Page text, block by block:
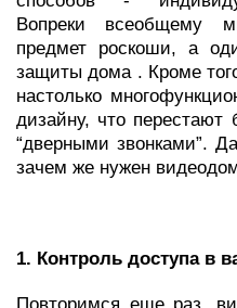
Вопреки всеобщему
предмет роскоши, а
защиты дома . Кроме
настолько
дизайну, что перестают
“дверными звонками”.
зачем же нужен
1. Контроль доступа в
Повторимся еще раз,